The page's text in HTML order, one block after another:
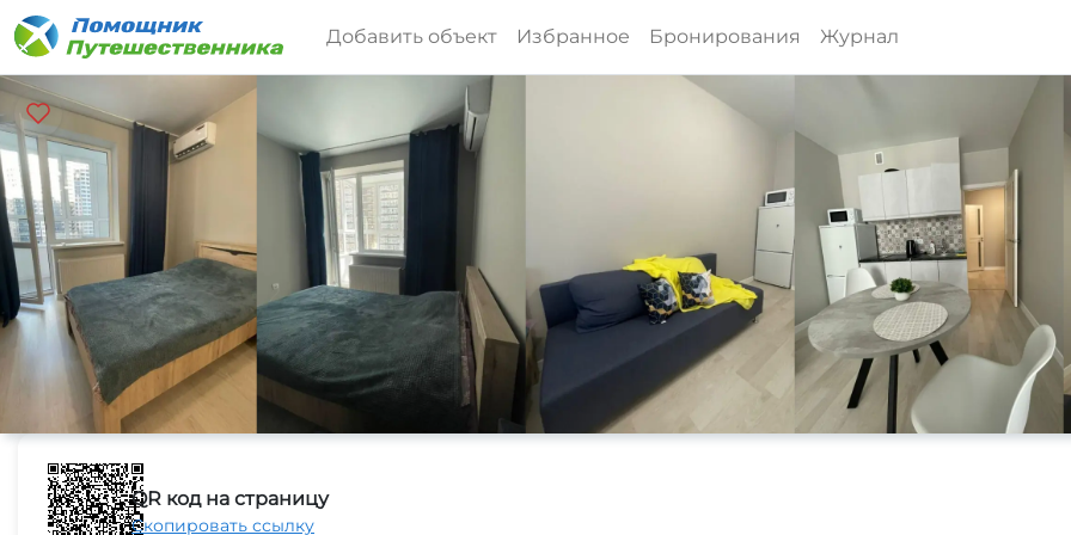
Добавить объект Избранное Бронирования Журнал
QR код на страницу
Скопировать ссылку